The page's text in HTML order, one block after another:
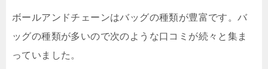
ボールアンドチェーンはバッグの種類が豊富です。バ
ッグの種類が多いので次のような口コミが続々と集ま
っていました。